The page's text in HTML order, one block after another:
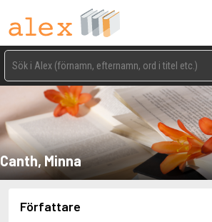
Canth, Minna
Författare